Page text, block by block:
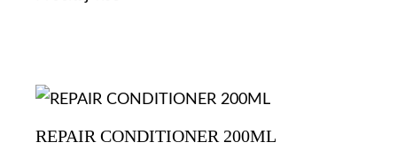
REPAIR CONDITIONER 200ML